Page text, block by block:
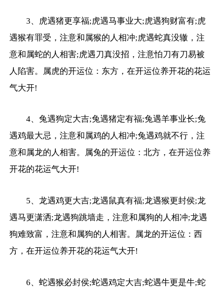
3、虎遇猪更享福;虎遇马事业大;虎遇狗财富有;虎
遇猴有罪受，注意和属猴的人相冲;虎遇蛇真没辙，注
意和属蛇的人相害;虎遇刀真没招，注意怕刀有刀易被
人陷害。属虎的开运位：东方，在开运位养开花的花运
气大开!
4、兔遇狗定大吉;兔遇猪定有福;兔遇羊事业长;兔
遇鸡最大忌，注意和属鸡的人相冲;兔遇鸡就不行，注
意和属龙的人相害。属兔的开运位：北方，在开运位养
开花的花运气大开!
5、龙遇鸡更大吉;龙遇鼠真有福;龙遇猴更封侯;龙
遇马更潇洒;龙遇狗跳墙走，注意和属狗的人相冲;龙遇
狗难致富，注意和属狗的人相害。属龙的开运位：西
方，在开运位养开花的花运气大开!
6、蛇遇猴必封侯;蛇遇鸡定大吉;蛇遇牛更是牛;蛇